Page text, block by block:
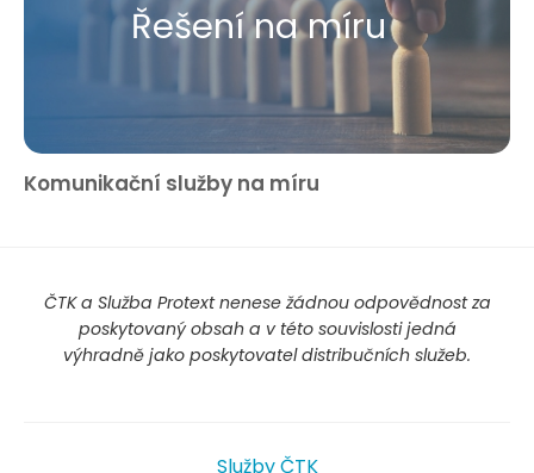
Řešení na míru
Komunikační služby na míru
ČTK a Služba Protext nenese žádnou odpovědnost za
poskytovaný obsah a v této souvislosti jedná
výhradně jako poskytovatel distribučních služeb.
Služby ČTK